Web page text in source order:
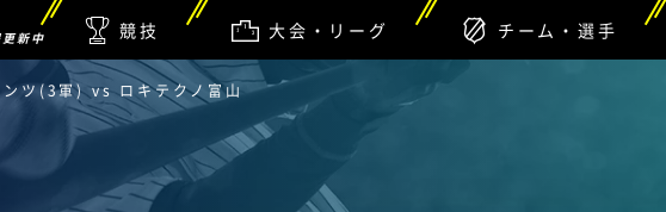
新中 競技 大会・リーグ チーム・選手
ンツ(3軍) vs ロキテクノ富山